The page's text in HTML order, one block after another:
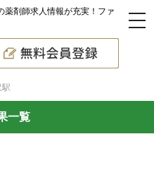
薬剤師求人情報が充実！ファ
駅
一覧